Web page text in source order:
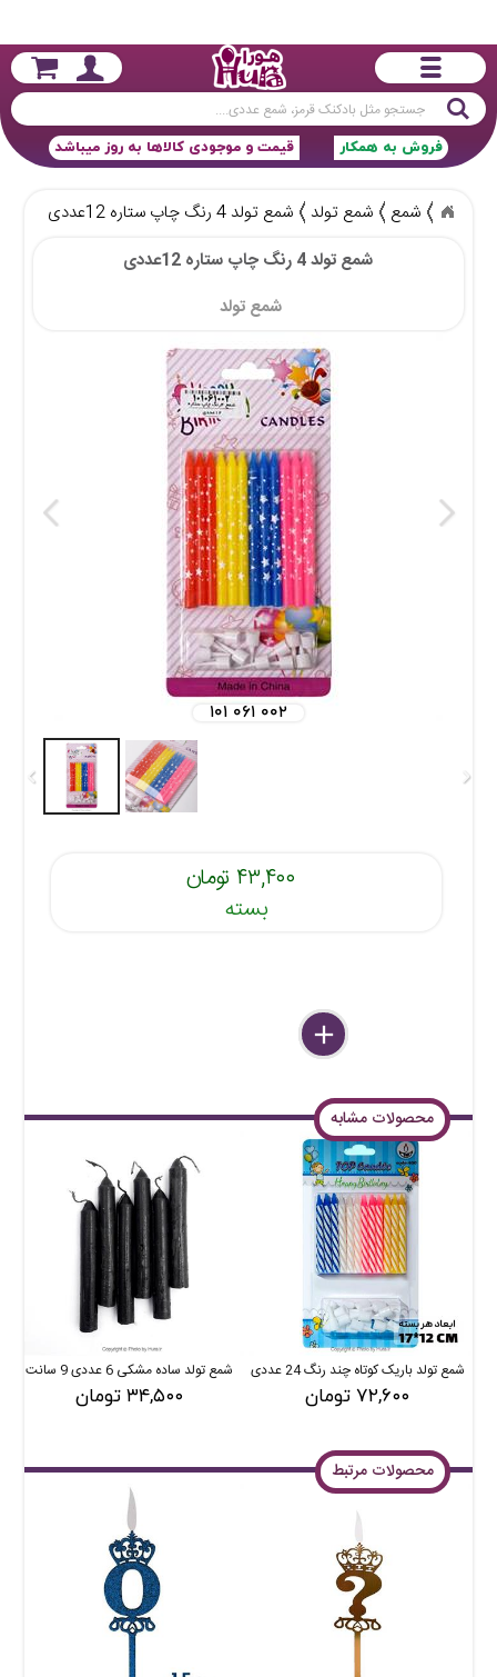
جستجو
قیمت و موجودی کالاها به روز میباشد فروش به همکار
شمع شمع تولد
شمع تولد 4 رنگ چاپ ستاره 12عددی
شمع تولد 4 رنگ چاپ ستاره 12عددی
شمع تولد
۱۰۱ ۰۶۱ ۰۰۲
۴۳,۴۰۰ تومان
بسته
delete
remove
add
محصولات مشابه
شمع تولد باریک کوتاه چند رنگ 24 عددی
۷۲,۶۰۰ تومان
شمع تولد ساده مشکی 6 عددی 9 سانت
۳۴,۵۰۰ تومان
محصولات مرتبط